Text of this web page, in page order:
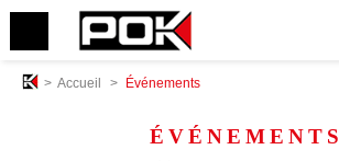
> Accueil > Événements
ÉVÉNEMENTS